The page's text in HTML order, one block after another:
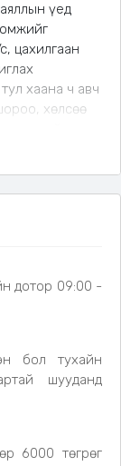
үед
цахилгаан
хаана ч авч
хөлсөө
усаа
боломжтой
дотор 09:00 -
бол тухайн
шууданд
6000 төгрөг